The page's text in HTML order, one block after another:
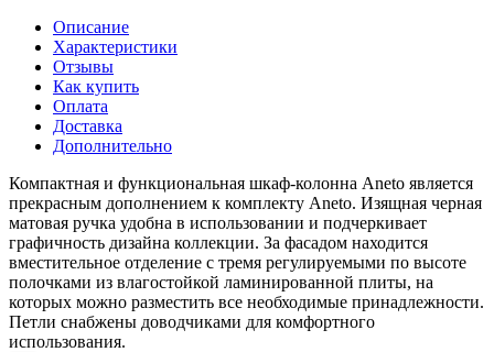
Описание
Характеристики
Отзывы
Как купить
Оплата
Доставка
Дополнительно
Компактная и функциональная шкаф-колонна Aneto является
прекрасным дополнением к комплекту Aneto. Изящная черная
матовая ручка удобна в использовании и подчеркивает
графичность дизайна коллекции. За фасадом находится
вместительное отделение с тремя регулируемыми по высоте
полочками из влагостойкой ламинированной плиты, на
которых можно разместить все необходимые принадлежности.
Петли снабжены доводчиками для комфортного
использования.